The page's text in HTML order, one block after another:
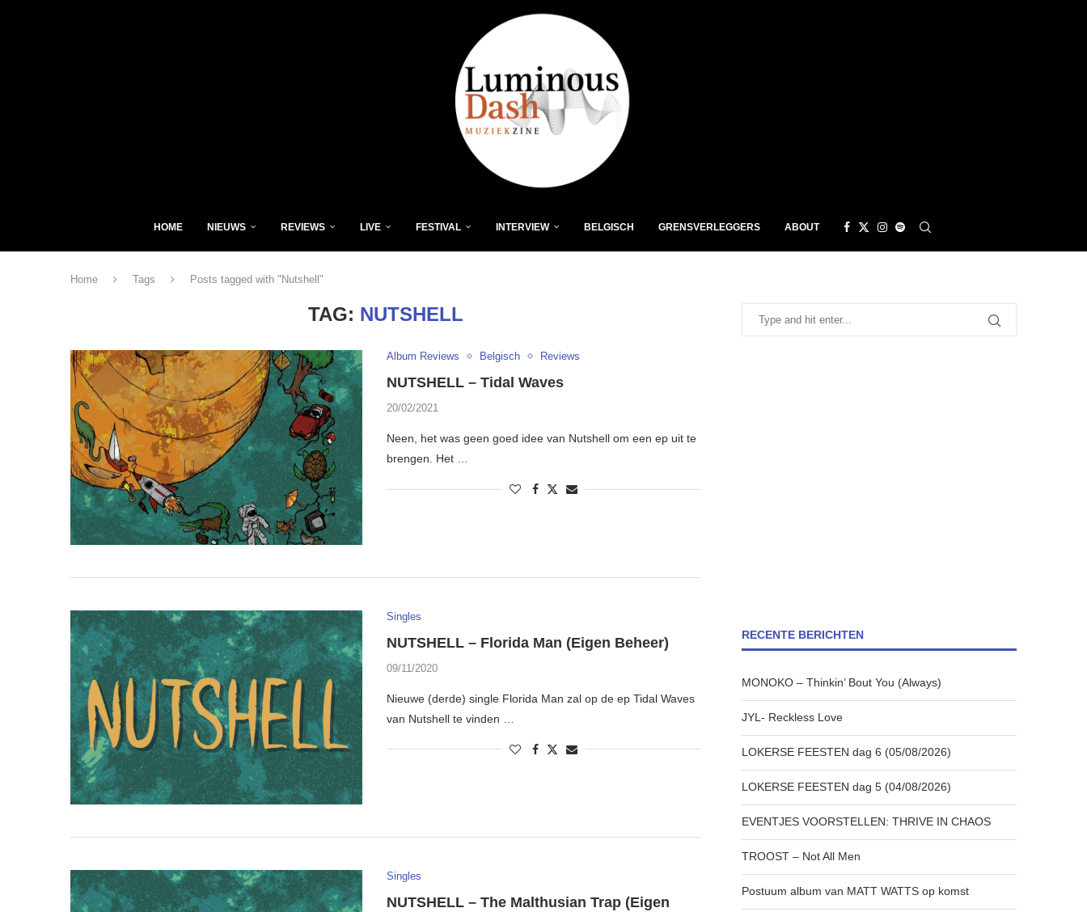
HOME NIEUWS REVIEWS LIVE FESTIVAL INTERVIEW BELGISCH GRENSVERLEGGERS ABOUT
Home Tags Posts tagged with "Nutshell"
TAG: NUTSHELL
Album Reviews Belgisch Reviews
NUTSHELL – Tidal Waves
20/02/2021
Neen, het was geen goed idee van Nutshell om een ep uit te
brengen. Het …
Singles
NUTSHELL – Florida Man (Eigen Beheer)
09/11/2020
Nieuwe (derde) single Florida Man zal op de ep Tidal Waves
van Nutshell te vinden …
Singles
NUTSHELL – The Malthusian Trap (Eigen
RECENTE BERICHTEN
MONOKO – Thinkin’ Bout You (Always)
JYL- Reckless Love
LOKERSE FEESTEN dag 6 (05/08/2026)
LOKERSE FEESTEN dag 5 (04/08/2026)
EVENTJES VOORSTELLEN: THRIVE IN CHAOS
TROOST – Not All Men
Postuum album van MATT WATTS op komst